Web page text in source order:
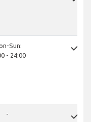
Sun:
- 24:00
done
- done